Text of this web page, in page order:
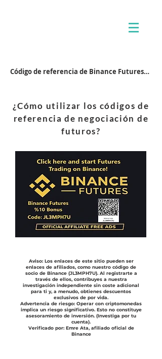
Código de referencia de Binance Futures: JL3MPH7U
¿Cómo utilizar los códigos de
referencia de negociación de
futuros?
Aviso: Los enlaces de este sitio pueden ser
enlaces de afiliados, como nuestro código de
socio de Binance (JL3MPH7U). Al registrarte a
través de ellos, contribuyes a nuestra
investigación independiente sin coste adicional
para ti y, a menudo, obtienes descuentos
exclusivos de por vida.
Advertencia de riesgo: Operar con criptomonedas
implica un riesgo significativo. Esto no constituye
asesoramiento de inversión. (Investiga por tu
cuenta).
Verificado por: Emre Ata, afiliado oficial de
Binance